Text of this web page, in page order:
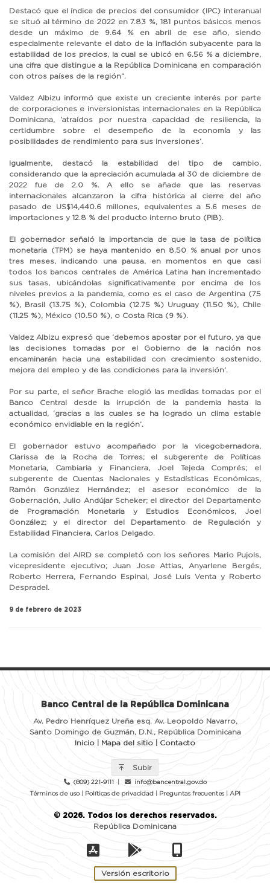
Destacó que el índice de precios del consumidor (IPC) interanual
se situó al término de 2022 en 7.83 %, 181 puntos básicos menos
desde un máximo de 9.64 % en abril de ese año, siendo
especialmente relevante el dato de la inflación subyacente para la
estabilidad de los precios, la cual se ubicó en 6.56 % a diciembre,
una cifra que distingue a la República Dominicana en comparación
con otros países de la región”.
Valdez Albizu informó que existe un creciente interés por parte
de corporaciones e inversionistas internacionales en la República
Dominicana, ‘atraídos por nuestra capacidad de resiliencia, la
certidumbre sobre el desempeño de la economía y las
posibilidades de rendimiento para sus inversiones’.
Igualmente, destacó la estabilidad del tipo de cambio,
considerando que la apreciación acumulada al 30 de diciembre de
2022 fue de 2.0 %. A ello se añade que las reservas
internacionales alcanzaron la cifra histórica al cierre del año
pasado de US$14,440.6 millones, equivalentes a 5.6 meses de
importaciones y 12.8 % del producto interno bruto (PIB).
El gobernador señaló la importancia de que la tasa de política
monetaria (TPM) se haya mantenido en 8.50 % anual por unos
tres meses, indicando una pausa, en momentos en que casi
todos los bancos centrales de América Latina han incrementado
sus tasas, ubicándolas significativamente por encima de los
niveles previos a la pandemia, como es el caso de Argentina (75
%), Brasil (13.75 %), Colombia (12.75 %) Uruguay (11.50 %), Chile
(11.25 %), México (10.50 %), o Costa Rica (9 %).
Valdez Albizu expresó que ‘debemos apostar por el futuro, ya que
las decisiones tomadas por el Gobierno de la nación nos
encaminarán hacia una estabilidad con crecimiento sostenido,
mejora del empleo y de las condiciones para la inversión’.
Por su parte, el señor Brache elogió las medidas tomadas por el
Banco Central desde la irrupción de la pandemia hasta la
actualidad, ‘gracias a las cuales se ha logrado un clima estable
económico envidiable en la región’.
El gobernador estuvo acompañado por la vicegobernadora,
Clarissa de la Rocha de Torres; el subgerente de Políticas
Monetaria, Cambiaria y Financiera, Joel Tejeda Comprés; el
subgerente de Cuentas Nacionales y Estadísticas Económicas,
Ramón González Hernández; el asesor económico de la
Gobernación, Julio Andújar Scheker; el director del Departamento
de Programación Monetaria y Estudios Económicos, Joel
González; y el director del Departamento de Regulación y
Estabilidad Financiera, Carlos Delgado.
La comisión del AIRD se completó con los señores Mario Pujols,
vicepresidente ejecutivo; Juan Jose Attias, Anyarlene Bergés,
Roberto Herrera, Fernando Espinal, José Luis Venta y Roberto
Despradel.
9 de febrero de 2023
Banco Central de la República Dominicana
Av. Pedro Henríquez Ureña esq. Av. Leopoldo Navarro,
Santo Domingo de Guzmán, D.N., República Dominicana
Inicio
Mapa del sitio Contacto
Subir
(809) 221-9111
info@bancentral.gov.do
Términos de uso| Políticas de privacidad Preguntas frecuentes| API
© 2026. Todos los derechos reservados.
República Dominicana
Versión escritorio